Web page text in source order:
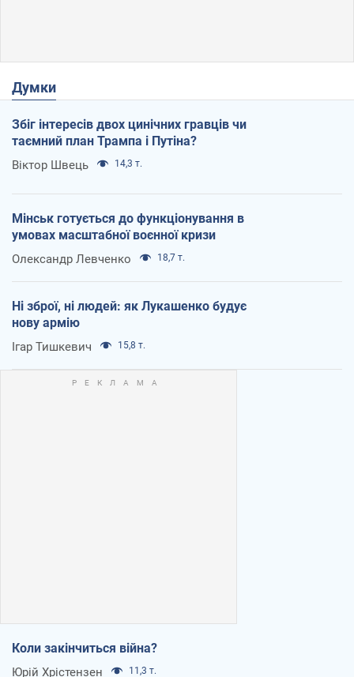
Думки
Збіг інтересів двох цинічних гравців чи
таємний план Трампа і Путіна?
Віктор Швець 14,3 т.
Мінськ готується до функціонування в
умовах масштабної воєнної кризи
Олександр Левченко 18,7 т.
Ні зброї, ні людей: як Лукашенко будує
нову армію
Ігар Тишкевич 15,8 т.
Коли закінчиться війна?
Юрій Хрістензен 11,3 т.